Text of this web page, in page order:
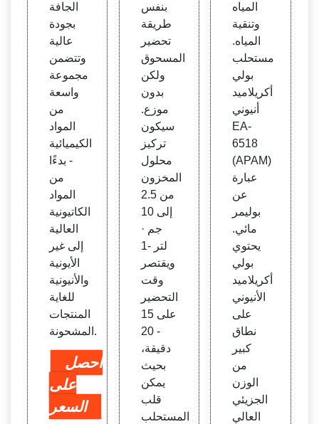
الجافة
بجودة
عالية
وتتضمن
مجموعة
واسعة
من
المواد
الكيميائية
- بدءًا
من
المواد
الكاتيونية
العالية
إلى غير
الأيونية
والأنيونية
للغاية
المنتجات
المشحونة.
احصل
على
السعر
بنفس
طريقة
تحضير
المسحوق
ولكن
بدون
موزع.
سيكون
تركيز
محلول
المخزون
من 2.5
إلى 10
جم ·
لتر -1
ويقتصر
وقت
التحضير
على 15
- 20
دقيقة،
بحيث
يمكن
قلب
المستحلب
المياه
وتنقية
المياه.
مستحلب
بولي
أكريلاميد
أنيوني
EA-
6518
(APAM)
عبارة
عن
بوليمر
مائي.
يحتوي
بولي
أكريلاميد
الأنيوني
على
نطاق
كبير
من
الوزن
الجزيئي
العالي